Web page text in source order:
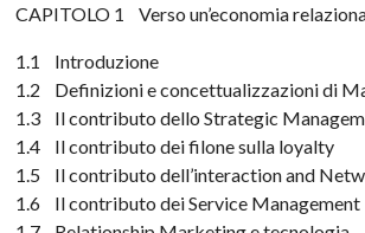
CAPITOLO 1 Verso un’economia
1.1 Introduzione
1.2 Definizioni e concettualizzazioni di
1.3 Il contributo dello Strategic
1.4 Il contributo dei filone sulla loyalty
1.5 Il contributo dell’interaction and
1.6 Il contributo dei Service Management